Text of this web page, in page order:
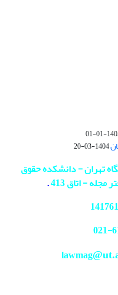
1405-
1404-03-20
تهران - دانشکده حقوق
.
021